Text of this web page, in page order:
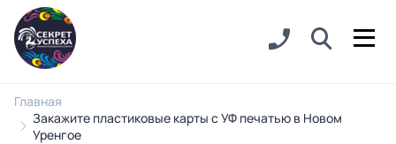
Главная
Закажите пластиковые карты с УФ печатью в Новом
Уренгое